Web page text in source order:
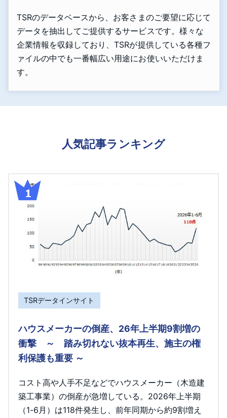
TSRのデータベースから、お客さまのご要望に応じて
データを抽出してご提供するサービスです。様々な
企業情報を収録しており、TSRが提供している各種フ
ァイルの中でも一番幅広い用途にお使いいただけま
す。
人気記事ランキング
TSRデータインサイト
ハウスメーカーの倒産、26年上半期9割増の
衝撃 ～ 踏み切れない抜本再生、施主の権
利保護も重要 ～
コスト高や人手不足などでハウスメーカー（木造建
築工事業）の倒産が急増している。2026年上半期
（1-6月）は118件発生し、前年同期から約9割増え